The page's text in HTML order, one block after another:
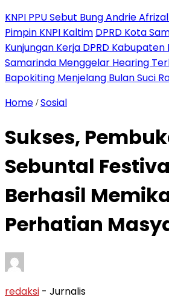
KNPI PPU Sebut Bung Andrie
Pimpin KNPI Kaltim DPRD Kota
Kunjungan Kerja DPRD Kabupaten
Samarinda Menggelar Hearing
Bapokiting Menjelang Bulan Suci
Home /Sosial
Sukses,
Sebuntal
Berhasil
Perhatian
redaksi - Jurnalis